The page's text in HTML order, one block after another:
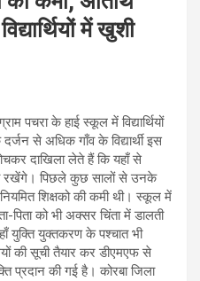
में खुशी
पचरा के हाई स्कूल में विद्यार्थियों
से अधिक गाँव के विद्यार्थी इस
दाखिला लेते हैं कि यहाँ से
रखेंगे। पिछले कुछ सालों से उनके
शिक्षको की कमी थी। स्कूल में
पिता को भी अक्सर चिंता में डालती
युक्ति युक्तकरण के पश्चात भी
की सूची तैयार कर डीएमएफ से
प्रदान की गई है। कोरबा जिला